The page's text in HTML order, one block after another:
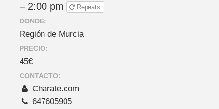
– 2:00 pm
Repeats
DONDE:
Región de Murcia
PRECIO:
45€
CONTACTO:
Charate.com
647605905